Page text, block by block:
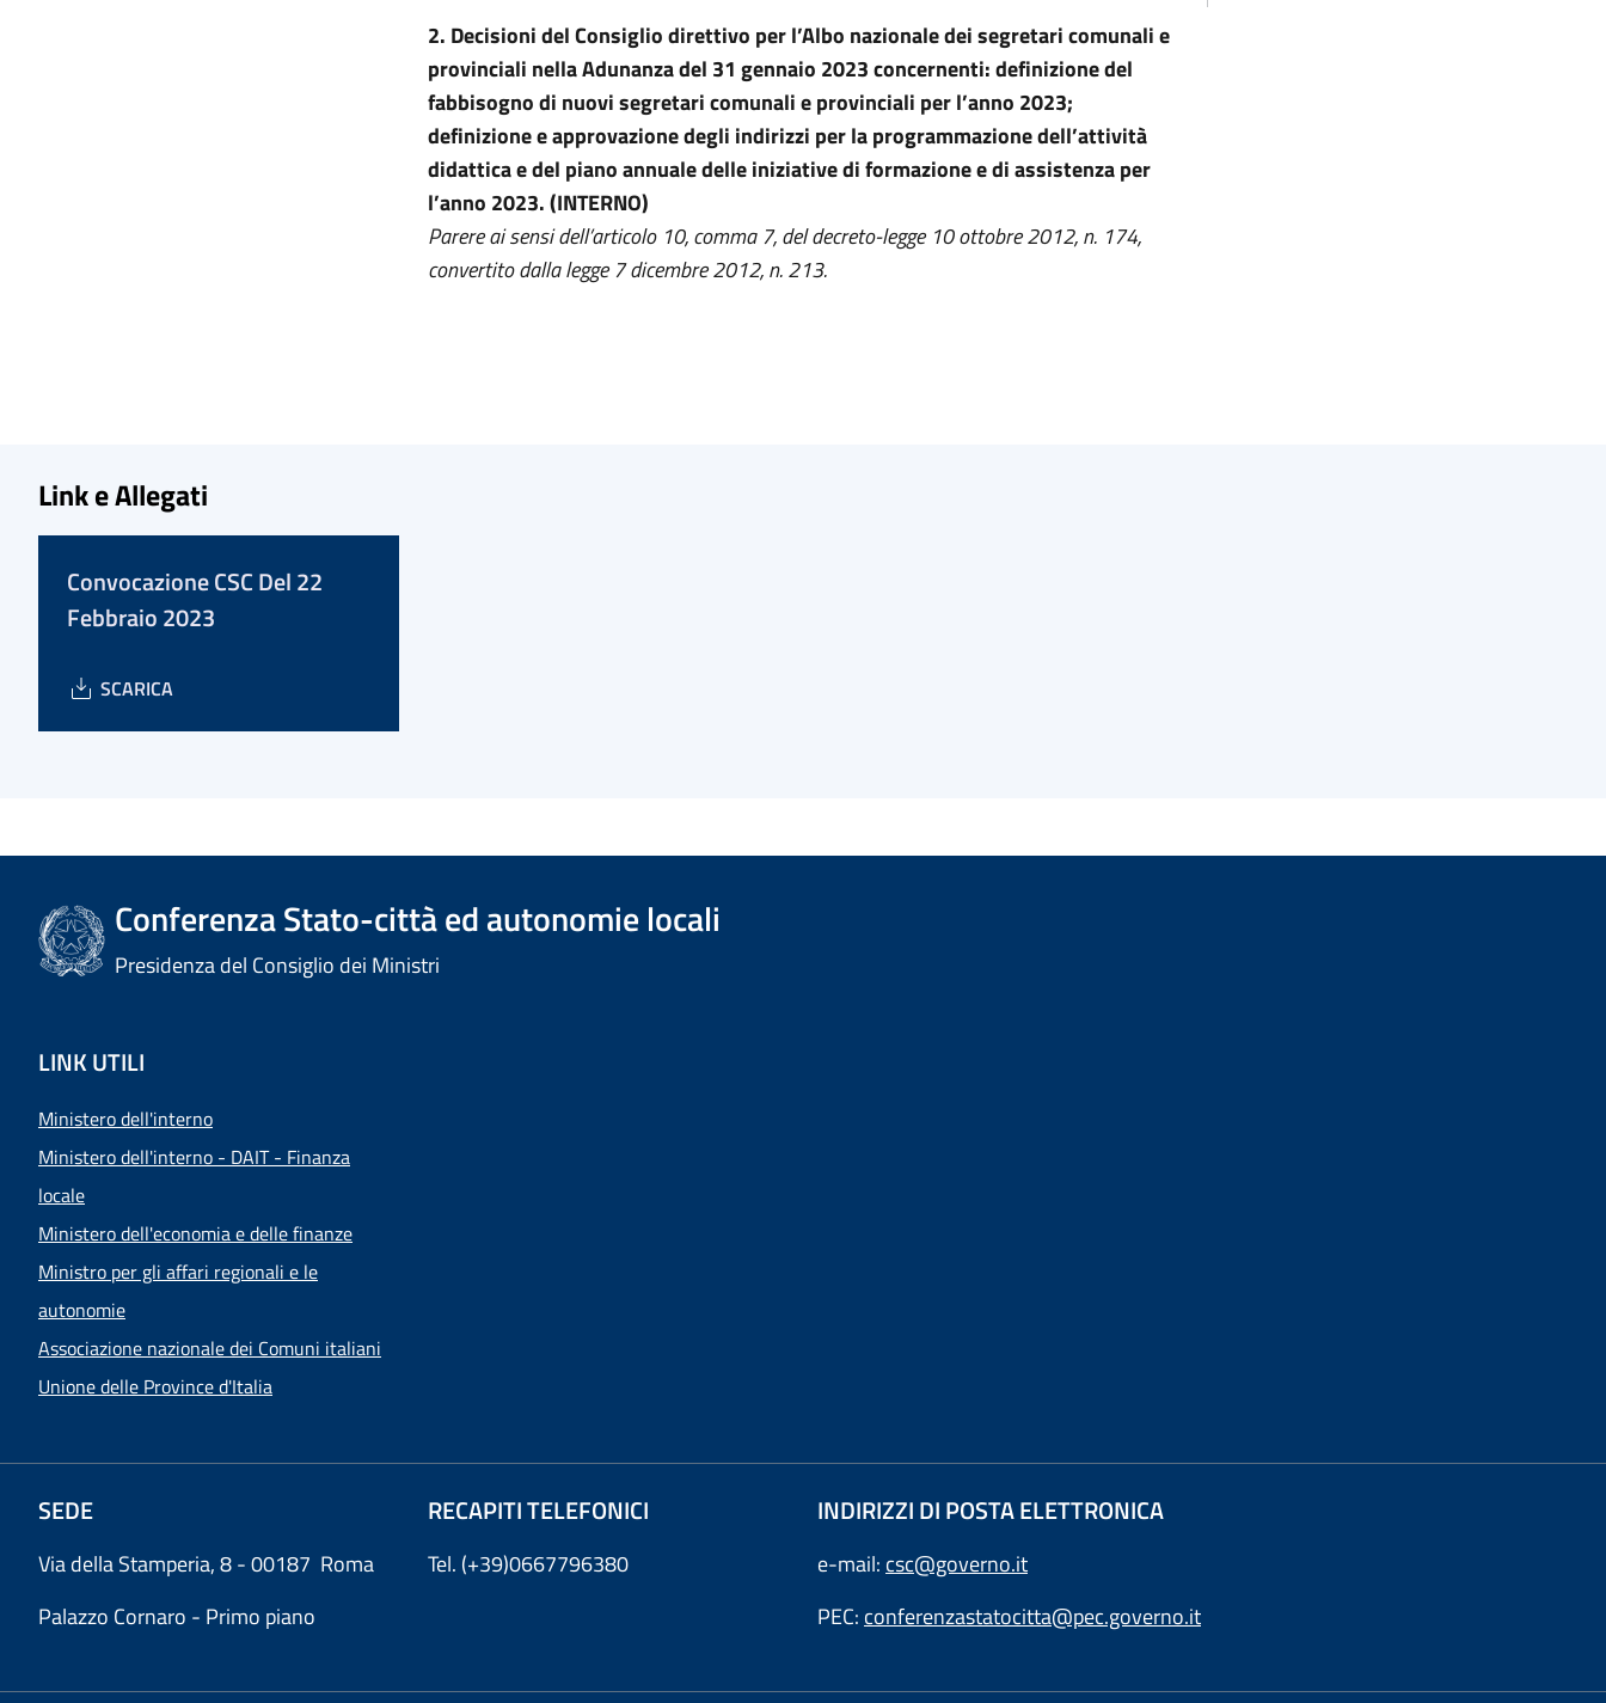
2. Decisioni del Consiglio direttivo per l’Albo nazionale dei segretari comunali e
provinciali nella Adunanza del 31 gennaio 2023 concernenti: definizione del
fabbisogno di nuovi segretari comunali e provinciali per l’anno 2023;
definizione e approvazione degli indirizzi per la programmazione dell’attività
didattica e del piano annuale delle iniziative di formazione e di assistenza per
l’anno 2023. (INTERNO)
Parere ai sensi dell’articolo 10, comma 7, del decreto-legge 10 ottobre 2012, n. 174,
convertito dalla legge 7 dicembre 2012, n. 213.
Link e Allegati
Convocazione CSC Del 22
Febbraio 2023
SCARICA
Conferenza Stato-città ed autonomie locali
Presidenza del Consiglio dei Ministri
LINK UTILI
Ministero dell'interno
Ministero dell'interno - DAIT - Finanza
locale
Ministero dell'economia e delle finanze
Ministro per gli affari regionali e le
autonomie
Associazione nazionale dei Comuni italiani
Unione delle Province d'Italia
SEDE
Via della Stamperia, 8 - 00187 Roma
Palazzo Cornaro - Primo piano
RECAPITI TELEFONICI
Tel. (+39)0667796380
INDIRIZZI DI POSTA ELETTRONICA
e-mail: csc@governo.it
PEC: conferenzastatocitta@pec.governo.it